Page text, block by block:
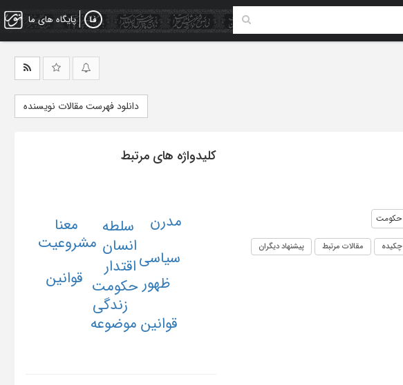
پایگاه های ما
دانلود فهرست مقالات نویسنده
حکومت
چکیده مقالات مرتبط پیشنهاد دیگران
کلیدواژه های مرتبط
اقتدار
انسان
حکومت
زندگی
سلطه
سیاسی
ظهور
قوانین
قوانین موضوعه
مدرن
مشروعیت
معنا